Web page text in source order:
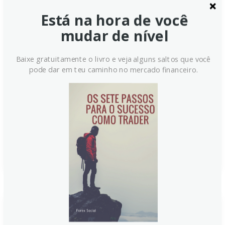
esperanças de resolução do
conflito – Commerzbank
solução diplomática para o conflito no Oriente Médio,
o dólar recua e o EUR/USD tende a subir. O mercado
do petróleo na inflação e respostas das políticas
monetárias antes de ajustar as expectativas de juros
Petróleo: impacto do choque de
Está na hora de você
mudar de nível
Baixe gratuitamente o livro e veja alguns saltos que você
pode dar em teu caminho no mercado financeiro.